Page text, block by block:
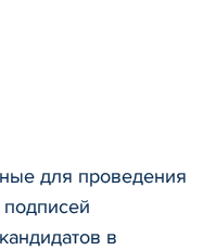
для проведения
в